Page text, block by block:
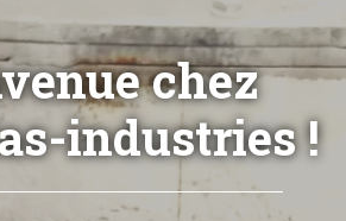
chez
industries !